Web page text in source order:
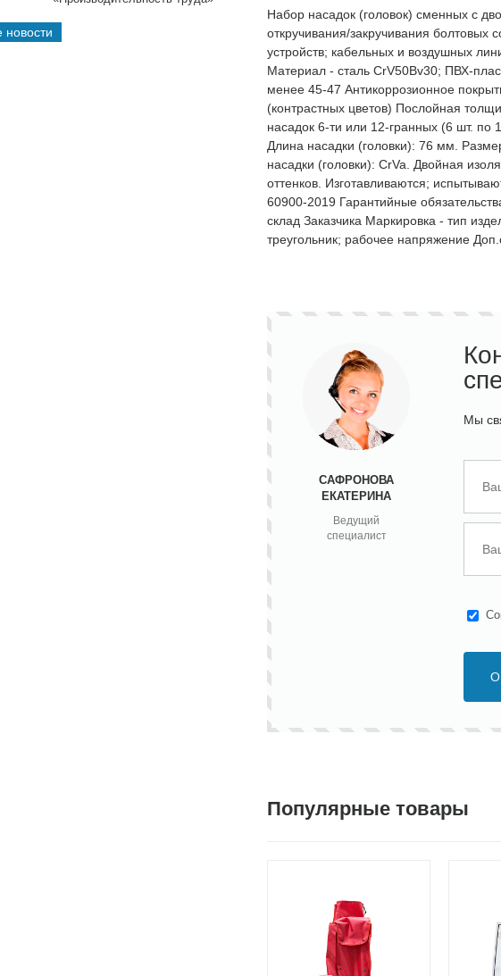
новости
Набор насадок (головок) сменных с
откручивания/закручивания
устройств; кабельных и воздушных
Материал - сталь CrV50Bv30; ПВХ-
менее 45-47 Антикоррозионное
(контрастных цветов) Послойная
насадок 6-ти или 12-гранных (6 шт. по
Длина насадки (головки): 76 мм.
насадки (головки): CrVa. Двойная
оттенков. Изготавливаются;
60900-2019 Гарантийные
склад Заказчика Маркировка - тип
треугольник; рабочее напряжение
САФРОНОВА
ЕКАТЕРИНА
Ведущий
специалист
Мы
Популярные товары